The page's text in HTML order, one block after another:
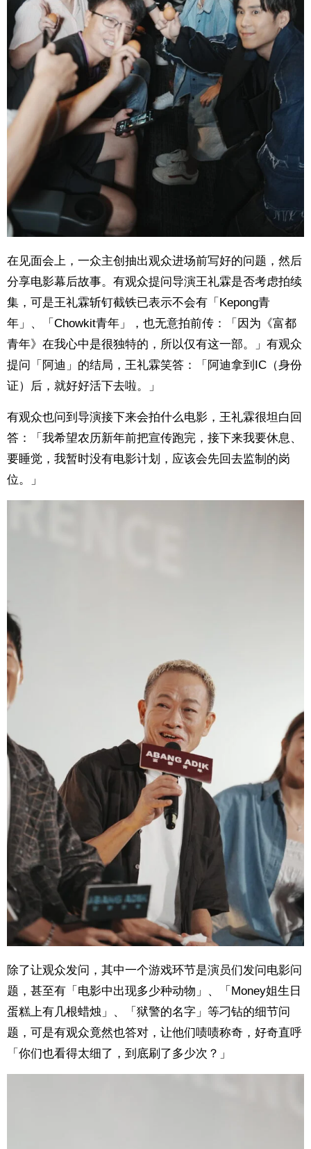
在见面会上，一众主创抽出观众进场前写好的问题，然后
分享电影幕后故事。有观众提问导演王礼霖是否考虑拍续
集，可是王礼霖斩钉截铁已表示不会有「Kepong青
年」、「Chowkit青年」，也无意拍前传：「因为《富都
青年》在我心中是很独特的，所以仅有这一部。」有观众
提问「阿迪」的结局，王礼霖笑答：「阿迪拿到IC（身份
证）后，就好好活下去啦。」
有观众也问到导演接下来会拍什么电影，王礼霖很坦白回
答：「我希望农历新年前把宣传跑完，接下来我要休息、
要睡觉，我暂时没有电影计划，应该会先回去监制的岗
位。」
除了让观众发问，其中一个游戏环节是演员们发问电影问
题，甚至有「电影中出现多少种动物」、「Money姐生日
蛋糕上有几根蜡烛」、「狱警的名字」等刁钻的细节问
题，可是有观众竟然也答对，让他们啧啧称奇，好奇直呼
「你们也看得太细了，到底刷了多少次？」